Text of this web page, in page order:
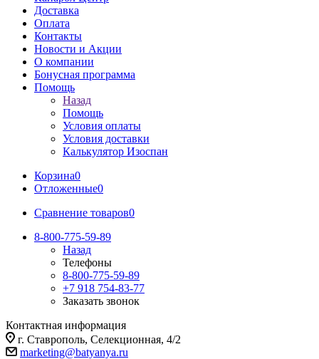
Доставка
Оплата
Контакты
Новости и Акции
О компании
Бонусная программа
Помощь
Назад
Помощь
Условия оплаты
Условия доставки
Калькулятор Изоспан
Корзина0
Отложенные0
Сравнение товаров0
8-800-775-59-89
Назад
Телефоны
8-800-775-59-89
+7 918 754-83-77
Заказать звонок
Контактная информация
г. Ставрополь, Селекционная, 4/2
marketing@batyanya.ru